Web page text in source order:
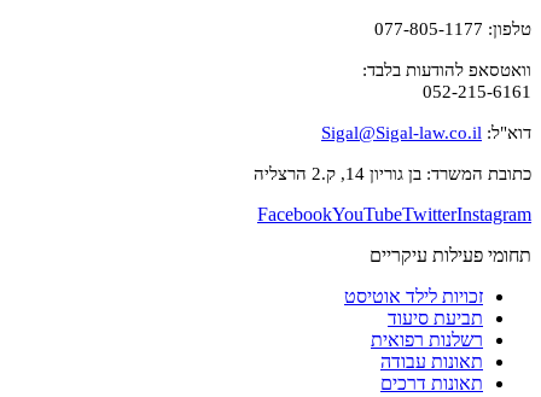
טלפון: 077-805-1177
וואטסאפ להודעות בלבד:
052-215-6161
דוא"ל: Sigal@Sigal-law.co.il
כתובת המשרד: בן גוריון 14, ק.2 הרצליה
FacebookYouTubeTwitterInstagram
תחומי פעילות עיקריים
זכויות לילד אוטיסט
תביעת סיעוד
רשלנות רפואית
תאונות עבודה
תאונות דרכים